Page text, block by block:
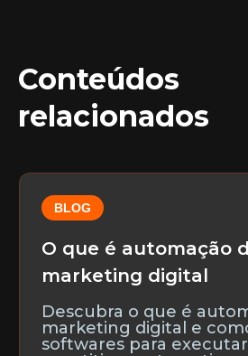
Conteúdos
relacionados
BLOG
O que é automação
marketing digital
Descubra o que é
marketing digital e
softwares para